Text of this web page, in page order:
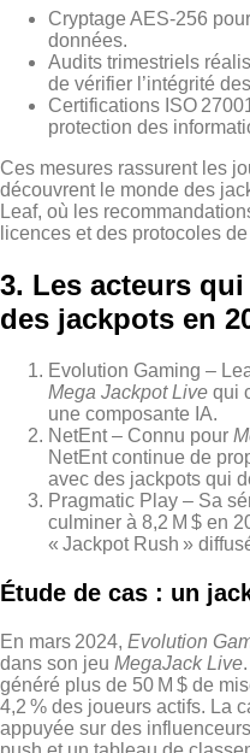
Cryptage AES‑256
données.
Audits trimestriels
de vérifier l’intégrité
Certifications ISO
protection des
Ces mesures rassurent les
découvrent le monde des
Leaf, où les
licences et des protocoles
3. Les acteurs
des jackpots en
Evolution Gaming –
Mega Jackpot Live qui
une composante IA.
NetEnt – Connu pour
NetEnt continue de
avec des jackpots qui
Pragmatic Play – Sa
culminer à 8,2 M $ en
« Jackpot Rush »
Étude de cas : un
En mars 2024, Evolution
dans son jeu MegaJack Live
généré plus de 50 M $ de
4,2 % des joueurs actifs. La
appuyée sur des